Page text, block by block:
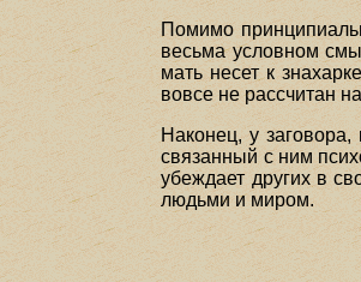
Помимо
весьма условном
мать несет к
вовсе не рассчитан
Наконец, у
связанный с ним
убеждает других в
людьми и миром.